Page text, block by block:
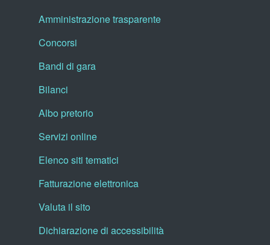
Amministrazione trasparente
Concorsi
Bandi di gara
Bilanci
Albo pretorio
Servizi online
Elenco siti tematici
Fatturazione elettronica
Valuta il sito
Dichiarazione di accessibilità